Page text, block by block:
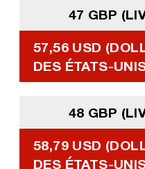
47 GBP
57,56 USD
DES ÉTATS-
48 GBP
58,79 USD
DES ÉTATS-